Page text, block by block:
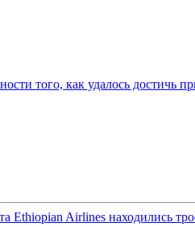
того, как удалось достичь